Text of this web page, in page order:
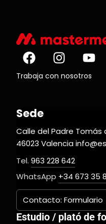
Trabaja con nosotros
Sede
Calle del Padre Tomás
46023 Valencia
Tel. 963 228 642
WhatsApp +34 673 35
Contacto: Formulario
Estudio / plató de